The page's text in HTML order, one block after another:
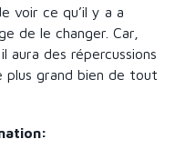
voir ce qu’il y a a
de le changer. Car,
des répercussions
grand bien de tout